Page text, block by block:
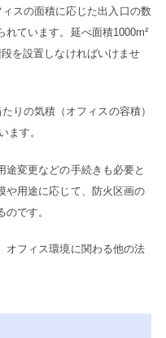
スの面積に応じた出入口の数
ています。延べ面積1000m²
を設置しなければいけませ
りの気積（オフィスの容積）
ます。
途変更などの手続きも必要と
や用途に応じて、防火区画の
です。
オフィス環境に関わる他の法